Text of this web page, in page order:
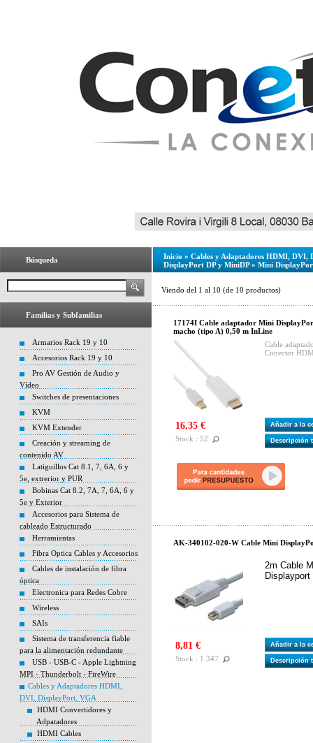
Búsqueda
Familias y Subfamilias
Armarios Rack 19 y 10
Accesorios Rack 19 y 10
Pro AV Gestión de Audio y
Vídeo
Switches de presentaciones
KVM
KVM Extender
Creación y streaming de
contenido AV
Latiguillos Cat 8.1, 7, 6A, 6 y
5e, extrerior y PUR
Bobinas Cat 8.2, 7A, 7, 6A, 6 y
5e y Exterior
Accesorios para Sistema de
cableado Estructurado
Herramientas
Fibra Optica Cables y Accesorios
Cables de instalación de fibra
óptica
Electronica para Redes Cobre
Wireless
SAIs
Sistema de transferencia fiable
para la alimentación redundante
USB - USB-C - Apple Lightning
MPI - Thunderbolt - FireWire
Cables y Adaptadores HDMI,
DVI, DisplayPort, VGA
HDMI Convertidores y
Adpatadores
HDMI Cables
Inicio » Cables y Adaptadores HDMI, DVI,
DisplayPort DP y MiniDP» Mini
Viendo del 1 al 10 (de 10 productos)
17174I Cable adaptador Mini
macho (tipo A) 0,50 m InLine
Cable
Conector
16,35 €
Stock : 52
Añadir a la
Descripción
AK-340102-020-W Cable Mini
2m Cable
8,81 €
Stock : 1.347
Añadir a la
Descripción